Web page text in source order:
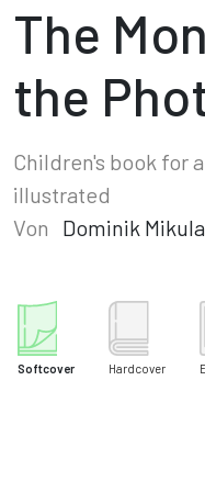
The
the
Children's book for
illustrated
Von
Dominik
Softcover Hardcover